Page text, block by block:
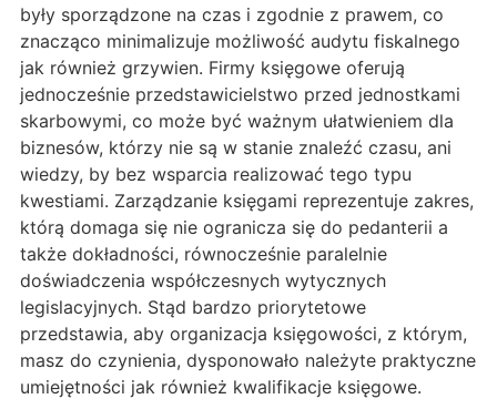
były sporządzone na czas i zgodnie z prawem, co
znacząco minimalizuje możliwość audytu fiskalnego
jak również grzywien. Firmy księgowe oferują
jednocześnie przedstawicielstwo przed jednostkami
skarbowymi, co może być ważnym ułatwieniem dla
biznesów, którzy nie są w stanie znaleźć czasu, ani
wiedzy, by bez wsparcia realizować tego typu
kwestiami. Zarządzanie księgami reprezentuje zakres,
którą domaga się nie ogranicza się do pedanterii a
także dokładności, równocześnie paralelnie
doświadczenia współczesnych wytycznych
legislacyjnych. Stąd bardzo priorytetowe
przedstawia, aby organizacja księgowości, z którym,
masz do czynienia, dysponowało należyte praktyczne
umiejętności jak również kwalifikacje księgowe.